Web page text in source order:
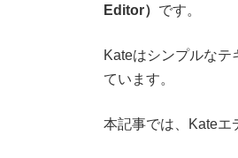
Editor） です。
Kateはシンプルなテ
ています。
本記事では、Kateエ